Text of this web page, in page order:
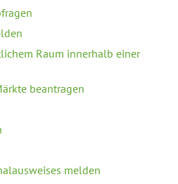
Raum innerhalb einer
beantragen
melden